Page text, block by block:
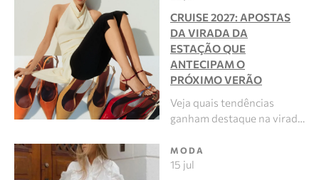
CRUISE 2027: APOSTAS
DA VIRADA DA
ESTAÇÃO QUE
ANTECIPAM O
PRÓXIMO VERÃO
Veja quais tendências
ganham destaque na virad…
MODA
15 jul